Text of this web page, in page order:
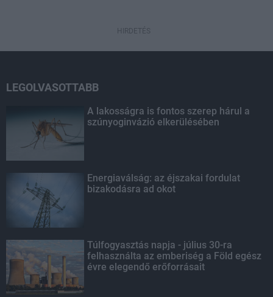
HIRDETÉS
LEGOLVASOTTABB
A lakosságra is fontos szerep hárul a
szúnyoginvázió elkerülésében
Energiaválság: az éjszakai fordulat
bizakodásra ad okot
Túlfogyasztás napja - július 30-ra
felhasználta az emberiség a Föld egész
évre elegendő erőforrásait